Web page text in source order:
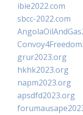
ibie2022.com
sbcc-2022.com
grur2023.org
hkhk2023.org
napm2023.org
apsdfd2023.org